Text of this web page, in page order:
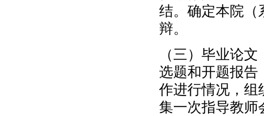
结。确定本院（
辩。
（三）毕业论
选题和开题报告
作进行情况，组
集一次指导教师